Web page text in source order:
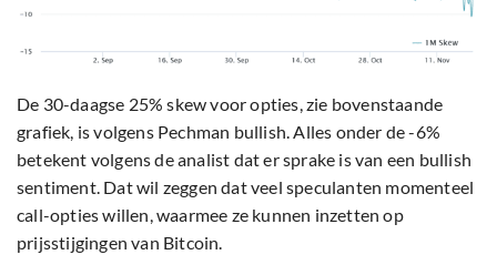
De 30-daagse 25% skew voor opties, zie bovenstaande
grafiek, is volgens Pechman bullish. Alles onder de -6%
betekent volgens de analist dat er sprake is van een bullish
sentiment. Dat wil zeggen dat veel speculanten momenteel
call-opties willen, waarmee ze kunnen inzetten op
prijsstijgingen van Bitcoin.